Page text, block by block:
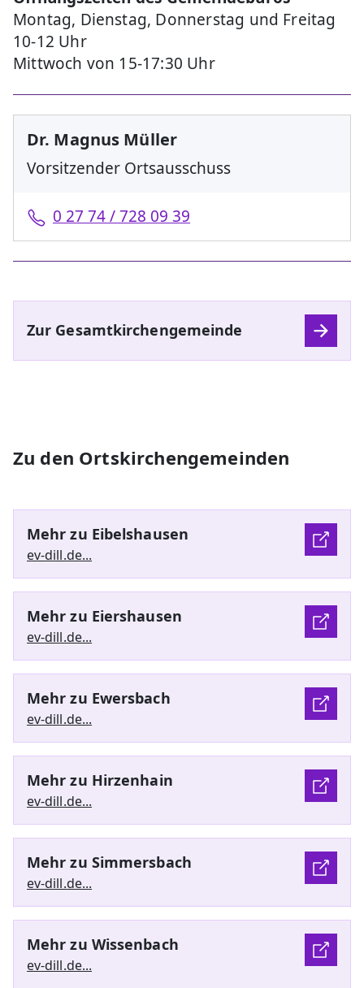
Montag, Dienstag, Donnerstag und Freitag
10-12 Uhr
Mittwoch von 15-17:30 Uhr
Dr. Magnus Müller
Vorsitzender Ortsausschuss
0 27 74 / 728 09 39
Zur Gesamtkirchengemeinde
Zu den Ortskirchengemeinden
Mehr zu Eibelshausen
ev-dill.de...
Mehr zu Eiershausen
ev-dill.de...
Mehr zu Ewersbach
ev-dill.de...
Mehr zu Hirzenhain
ev-dill.de...
Mehr zu Simmersbach
ev-dill.de...
Mehr zu Wissenbach
ev-dill.de...